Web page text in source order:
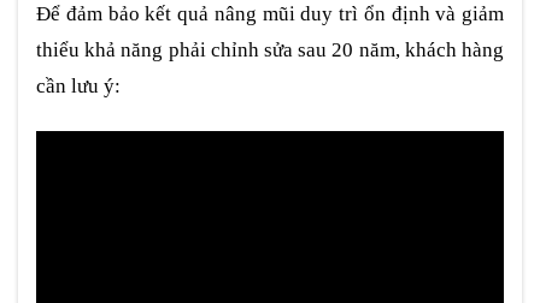
Để đảm bảo kết quả nâng mũi duy trì ổn định và giảm
thiểu khả năng phải chỉnh sửa sau 20 năm, khách hàng
cần lưu ý: